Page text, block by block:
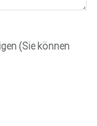
(Sie können